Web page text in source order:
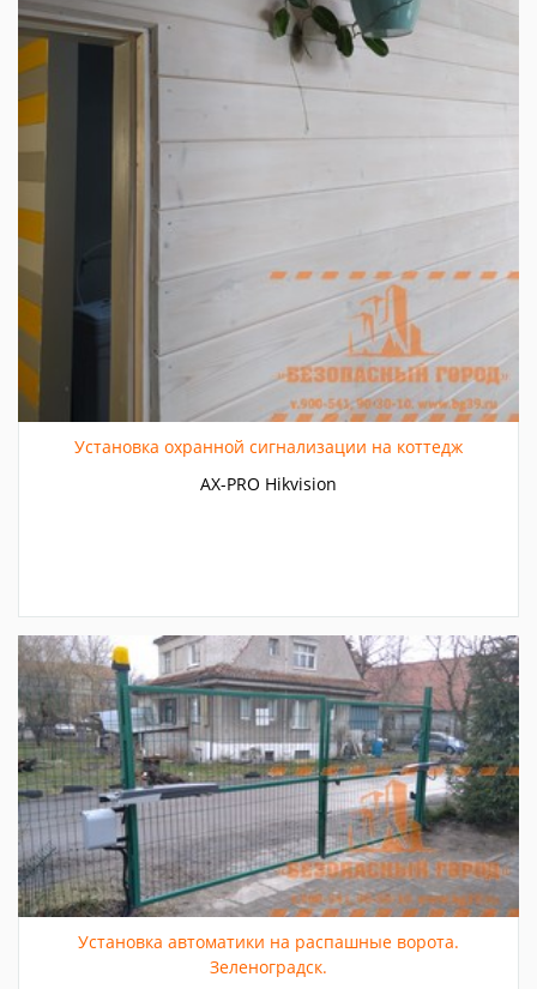
Установка охранной сигнализации на коттедж
AX-PRO Hikvision
Установка автоматики на распашные ворота.
Зеленоградск.